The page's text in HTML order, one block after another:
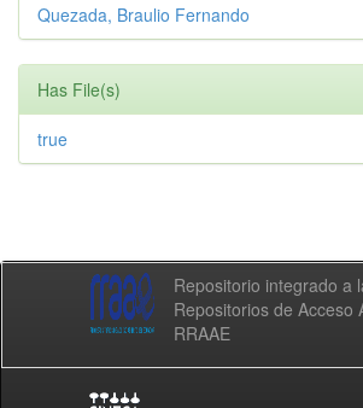
Quezada, Braulio Fernando
Has File(s)
true
Repositorio integrado a
Repositorios de Acceso
RRAAE